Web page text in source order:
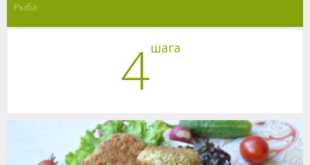
Рыба
4шага